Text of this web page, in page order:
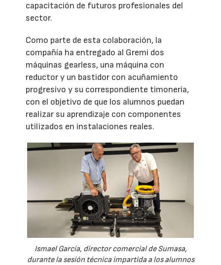
capacitación de futuros profesionales del
sector.
Como parte de esta colaboración, la
compañía ha entregado al Gremi dos
máquinas gearless, una máquina con
reductor y un bastidor con acuñamiento
progresivo y su correspondiente timonería,
con el objetivo de que los alumnos puedan
realizar su aprendizaje con componentes
utilizados en instalaciones reales.
Ismael García, director comercial de Sumasa,
durante la sesión técnica impartida a los alumnos